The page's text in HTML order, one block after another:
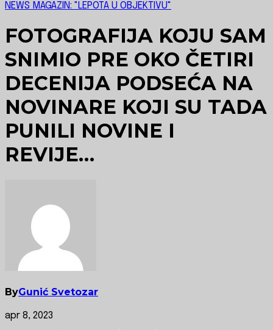
NEWS MAGAZIN: "LEPOTA U OBJEKTIVU"
FOTOGRAFIJA KOJU SAM
SNIMIO PRE OKO ČETIRI
DECENIJA PODSEĆA NA
NOVINARE KOJI SU TADA
PUNILI NOVINE I
REVIJE…
ByGunić Svetozar
apr 8, 2023